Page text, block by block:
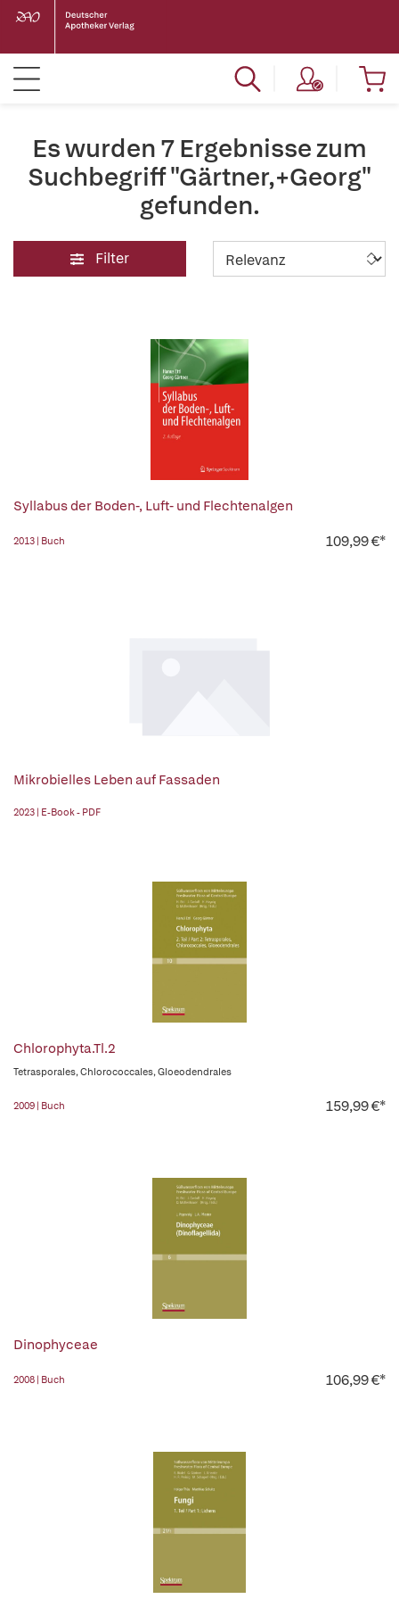
Es wurden 7 Ergebnisse zum
Suchbegriff "Gärtner,+Georg"
gefunden.
Filter
Syllabus der Boden-, Luft- und Flechtenalgen
2013 | Buch 109,99 €*
Mikrobielles Leben auf Fassaden
2023 | E-Book - PDF
Chlorophyta.Tl.2
Tetrasporales, Chlorococcales, Gloeodendrales
2009 | Buch 159,99 €*
Dinophyceae
2008 | Buch 106,99 €*